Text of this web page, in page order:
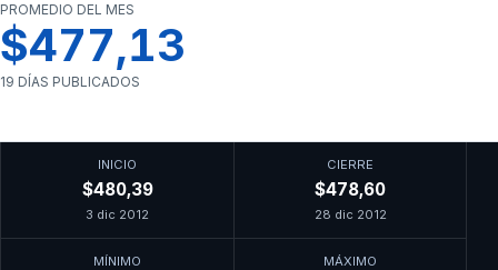
PROMEDIO DEL MES
$477,13
19 DÍAS PUBLICADOS
INICIO
$480,39
3 dic 2012
CIERRE
$478,60
28 dic 2012
MÍNIMO MÁXIMO